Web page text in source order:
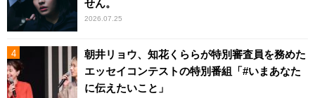
せん。
2026.07.25
朝井リョウ、知花くららが特別審査員を務めた
エッセイコンテストの特別番組「#いまあなた
に伝えたいこと」